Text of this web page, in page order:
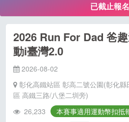
已截止報名
2026 Run For Dad 爸
動i臺灣2.0
2026-08-02
彰化高鐵站區 彰高二號公園(彰化
區 高鐵三路/八堡二圳旁)
26,233
本賽事適用運動幣扣抵